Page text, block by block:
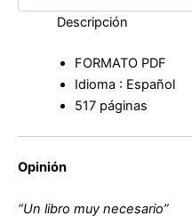
Descripción
FORMATO PDF
Idioma : Español
517 páginas
Opinión
“Un libro muy necesario”